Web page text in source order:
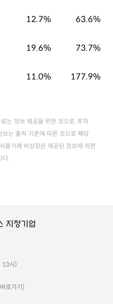
12.7% 63.6%
19.6% 73.7%
11.0% 177.9%
는 정보 제공을 위한 것으로, 투자
는 출처 기준에 따른 것으로 해당
울거래 비상장은 제공된 정보에 의한
다.
13시)
로가기)